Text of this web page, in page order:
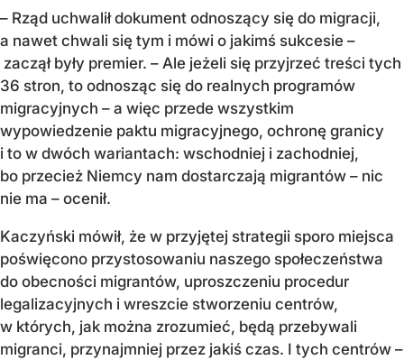
– Rząd uchwalił dokument odnoszący się do migracji,
a nawet chwali się tym i mówi o jakimś sukcesie –
zaczął były premier. – Ale jeżeli się przyjrzeć treści tych
36 stron, to odnosząc się do realnych programów
migracyjnych – a więc przede wszystkim
wypowiedzenie paktu migracyjnego, ochronę granicy
i to w dwóch wariantach: wschodniej i zachodniej,
bo przecież Niemcy nam dostarczają migrantów – nic
nie ma – ocenił.
Kaczyński mówił, że w przyjętej strategii sporo miejsca
poświęcono przystosowaniu naszego społeczeństwa
do obecności migrantów, uproszczeniu procedur
legalizacyjnych i wreszcie stworzeniu centrów,
w których, jak można zrozumieć, będą przebywali
migranci, przynajmniej przez jakiś czas. I tych centrów –